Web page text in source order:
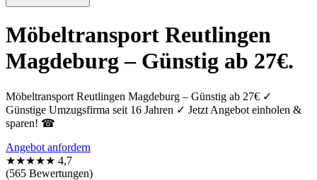
Möbeltransport Reutlingen
Magdeburg – Günstig ab 27€.
Möbeltransport Reutlingen Magdeburg – Günstig ab 27€ ✓
Günstige Umzugsfirma seit 16 Jahren ✓ Jetzt Angebot einholen &
sparen! ☎
Angebot anfordern
★★★★★ 4,7
(565 Bewertungen)